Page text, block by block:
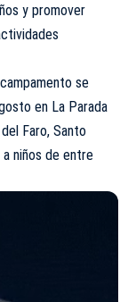
y promover
se
en La Parada
Faro, Santo
niños de entre